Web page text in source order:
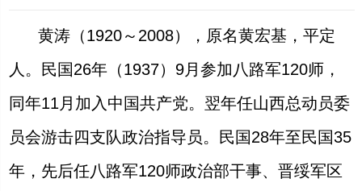
黄涛（1920～ 2008），原名黄宏基，平定
人。民国26年（1937） 9月参加八路军120师，
同年11月加入中国共产党。翌年任山西总动员委
员会游击四支队政治指导员。民国28年至民国35
年，先后任八路军120师政治部干事、晋绥军区